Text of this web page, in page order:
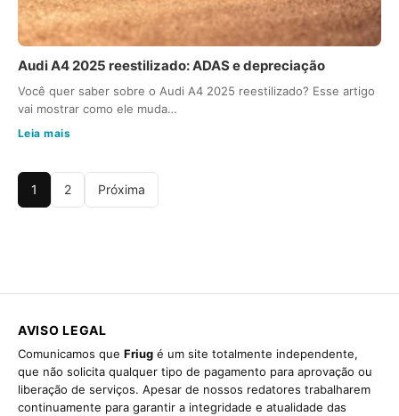
Audi A4 2025 reestilizado: ADAS e depreciação
Você quer saber sobre o Audi A4 2025 reestilizado? Esse artigo
vai mostrar como ele muda…
Leia mais
1 2 Próxima
AVISO LEGAL
Comunicamos que Friug é um site totalmente independente,
que não solicita qualquer tipo de pagamento para aprovação ou
liberação de serviços. Apesar de nossos redatores trabalharem
continuamente para garantir a integridade e atualidade das